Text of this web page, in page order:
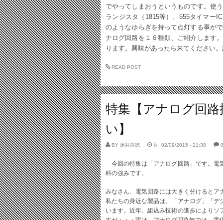
でやってしまおうというものです。 使
ランジスタ（1815等）、555タイマー
のようなゆらぎを持って点灯する事が
ナログ回路を１６種類、ご紹介します。
ります。興味があったら来てください。
READ POST
特集【アナログ回
い】
BY 床井良徳 月, 02/09/2015 - 21:38
今回の特集は「アナログ回路」です。電
科の強みです。
みなさん、電気回路には大きく分けると
私たちの身近な製品は、「アナログ」「
います。近年、組込み技術の進歩により